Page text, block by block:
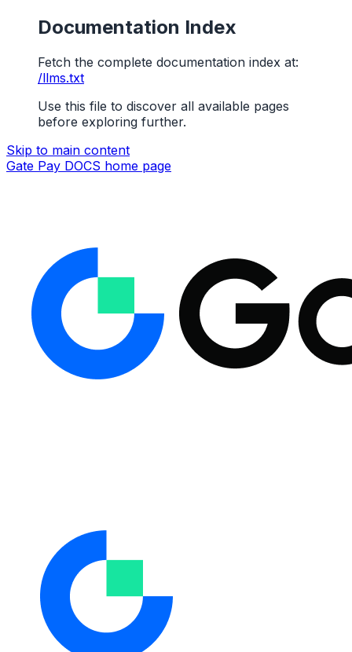
Documentation Index
Fetch the complete documentation index at:
/llms.txt
Use this file to discover all available pages
before exploring further.
Skip to main content
Gate Pay DOCS home page